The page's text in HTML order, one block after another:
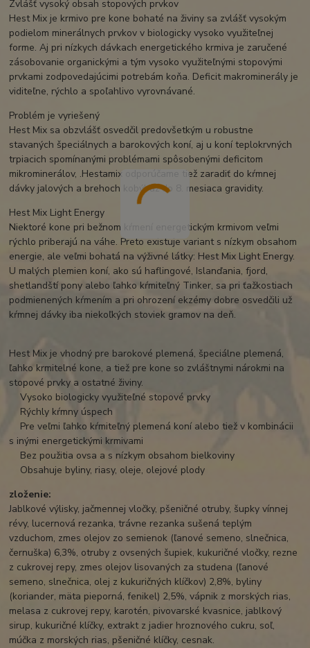
Zvlášť vysoký obsah stopových prvkov
Hest Mix je krmivo pre kone bohaté na živiny sa zvlášť vysokým
podielom minerálnych prvkov v biologicky vysoko využiteľnej
forme. Aj pri nízkych dávkach energetického krmiva je zaručené
zásobovanie organickými a tým vysoko využiteľnými stopovými
prvkami zodpovedajúcimi potrebám koňa. Deficit makrominerály je
viditeľne, rýchlo a spoľahlivo vyrovnávané.
Problém je vyriešený
Hest Mix sa obzvlášť osvedčil predovšetkým u robustne
stavaných špeciálnych a barokových koní, aj u koní teplokrvných
trpiacich spomínanými problémami spôsobenými deficitom
mikrominerálov, .Hestamix odporúčame tiež zaradiť do kŕmnej
dávky jalových a brehoch kobýl až do 8. mesiaca gravidity.
Hest Mix Light Energy
Niektoré kone pri bežnom kŕmení energetickým krmivom veľmi
rýchlo priberajú na váhe. Preto existuje variant s nízkym obsahom
energie, ale veľmi bohatá na výživné látky: Hest Mix Light Energy.
U malých plemien koní, ako sú haflingové, Islanďania, fjord,
shetlandští pony alebo ľahko kŕmiteľný Tinker, sa pri ťažkostiach
podmienených kŕmením a pri ohrození ekzémy dobre osvedčili už
kŕmnej dávky iba niekoľkých stoviek gramov na deň.
Hest Mix je vhodný pre barokové plemená, špeciálne plemená,
ľahko krmitelné kone, a tiež pre kone so zvláštnymi nárokmi na
stopové prvky a ostatné živiny.
Vysoko biologicky využiteľné stopové prvky
Rýchly kŕmny úspech
Pre veľmi ľahko kŕmiteľný plemená koní alebo tiež v kombinácii
s inými energetickými krmivami
Bez použitia ovsa a s nízkym obsahom bielkoviny
Obsahuje byliny, riasy, oleje, olejové plody
zloženie:
Jablkové výlisky, jačmennej vločky, pšeničné otruby, šupky vínnej
révy, lucernová rezanka, trávne rezanka sušená teplým
vzduchom, zmes olejov zo semienok (ľanové semeno, slnečnica,
černuška) 6,3%, otruby z ovsených šupiek, kukuričné vločky, rezne
z cukrovej repy, zmes olejov lisovaných za studena (ľanové
semeno, slnečnica, olej z kukuričných klíčkov) 2,8%, byliny
(koriander, mäta pieporná, fenikel) 2,5%, vápnik z morských rias,
melasa z cukrovej repy, karotén, pivovarské kvasnice, jablkový
sirup, kukuričné klíčky, extrakt z jadier hroznového cukru, soľ,
múčka z morských rias, pšeničné klíčky, cesnak.